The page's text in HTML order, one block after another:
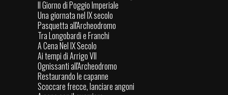
Il Giorno di Poggio Imperiale
Una giornata nel IX secolo
Pasquetta all'Archeodromo
Tra Longobardi e Franchi
A Cena Nel IX Secolo
Ai tempi di Arrigo VII
Ognissanti all'Archeodromo
Restaurando le capanne
Scoccare frecce, lanciare angoni